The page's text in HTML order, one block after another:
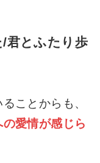
君とふたり歩
ことからも、
愛情が感じら